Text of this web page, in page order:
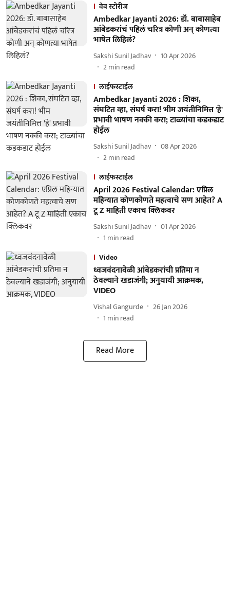
वेब स्टोरीज
Ambedkar Jayanti 2026: डॉ. बाबासाहेब
आंबेडकरांचं पहिलं चरित्र कोणी अन् कोणत्या
भाषेत लिहिलं?
Sakshi Sunil Jadhav
10 Apr 2026
2min read
लाईफस्टाईल
Ambedkar Jayanti 2026 : शिका,
संघटित व्हा, संघर्ष करा! भीम जयंतीनिमित्त 'हे'
प्रभावी भाषण नक्की करा; टाळ्यांचा कडकडाट
होईल
Sakshi Sunil Jadhav
08 Apr 2026
2min read
लाईफस्टाईल
April 2026 Festival Calendar: एप्रिल
महिन्यात कोणकोणते महत्वाचे सण आहेत? A
टू Z माहिती एकाच क्लिकवर
Sakshi Sunil Jadhav
01 Apr 2026
1 min read
Video
ध्वजवंदनावेळी आंबेडकरांची प्रतिमा न
ठेवल्याने खडाजंगी; अनुयायी आक्रमक,
VIDEO
Vishal Gangurde
26 Jan 2026
1 min read
Read More